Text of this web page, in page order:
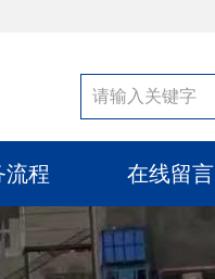
流程 在线留言